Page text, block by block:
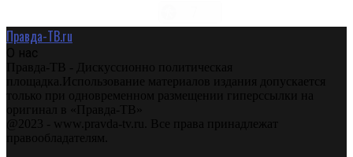
Правда-ТВ.ru
О нас
Правда-ТВ - Дискуссионно политическая
площадка.Использование материалов издания допускается
только при одновременном размещении гиперссылки на
оригинал в «Правда-ТВ»
@2023 - www.pravda-tv.ru. Все права принадлежат
правообладателям.